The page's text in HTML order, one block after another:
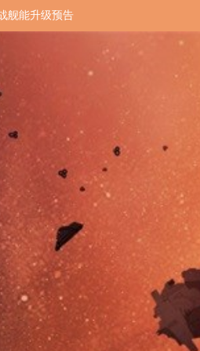
舰能升级预告